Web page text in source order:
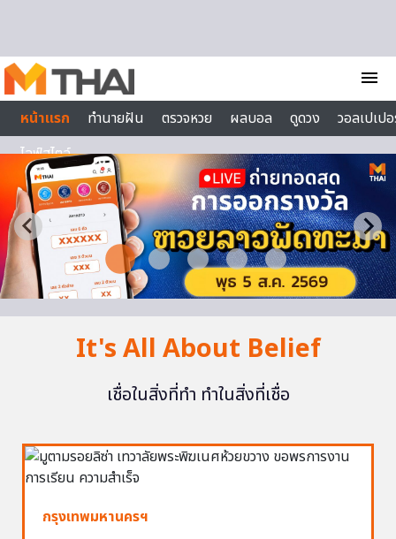
menu
หน้าแรก
ทำนายฝัน ตรวจหวย ผลบอล ดูดวง
วอลเปเป
ไลฟ์สไตล์
It's All About Belief
เชื่อในสิ่งที่ทำ ทำในสิ่งที่เชื่อ
กรุงเทพมหานครฯ